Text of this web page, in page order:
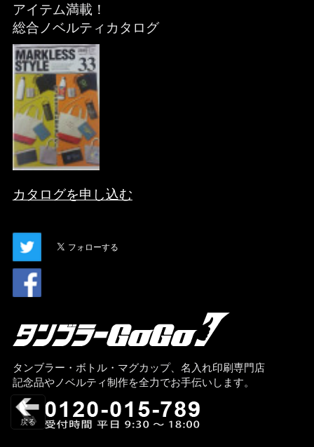
アイテム満載！
総合ノベルティカタログ
カタログを申し込む
タンブラー・ボトル・マグカップ、名入れ印刷専門店
記念品やノベルティ制作を全力でお手伝いします。